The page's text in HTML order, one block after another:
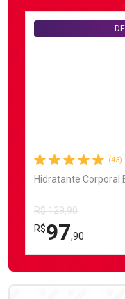
(43)
Hidratante Corporal
R$ 129,90
R$97,90